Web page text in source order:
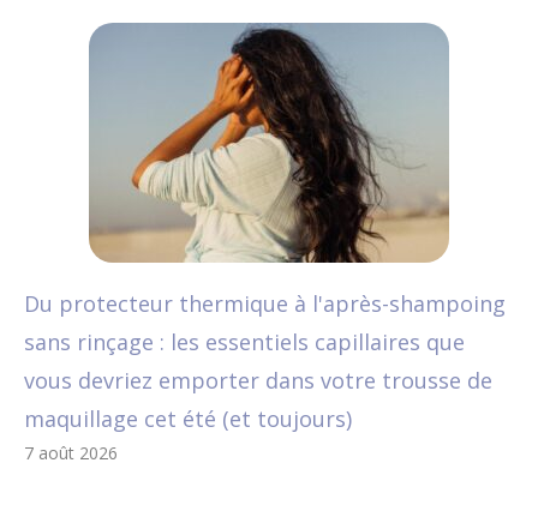
Du protecteur thermique à l'après-shampoing
sans rinçage : les essentiels capillaires que
vous devriez emporter dans votre trousse de
maquillage cet été (et toujours)
7 août 2026